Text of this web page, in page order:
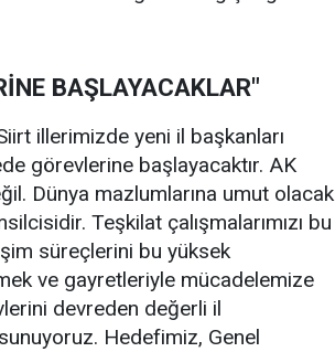
BAŞLAYACAKLAR"
illerimizde yeni il başkanları
görevlerine başlayacaktır. AK
Dünya mazlumlarına umut olacak
Teşkilat çalışmalarımızı bu
süreçlerini bu yüksek
ve gayretleriyle mücadelemize
devreden değerli il
sunuyoruz. Hedefimiz, Genel